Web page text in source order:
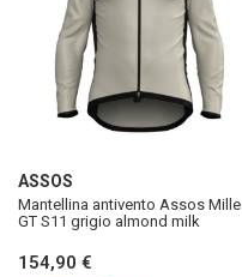
ASSOS
Mantellina antivento Assos Mille
GT S11 grigio almond milk
154,90 €